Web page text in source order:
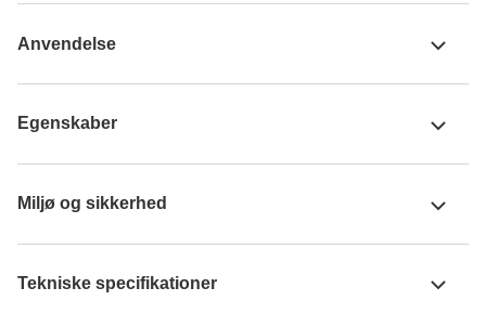
Anvendelse
Egenskaber
Miljø og sikkerhed
Tekniske specifikationer